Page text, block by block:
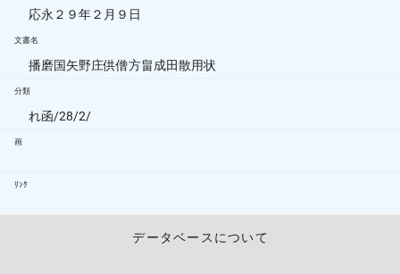
応永２９年２月９日
文書名
播磨国矢野庄供僧方畠成田散用状
分類
れ函/28/2/
画
ﾘﾝｸ
データベースについて